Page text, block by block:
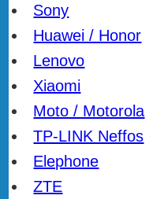
Sony
Huawei / Honor
Lenovo
Xiaomi
Moto / Motorola
TP-LINK Neffos
Elephone
ZTE